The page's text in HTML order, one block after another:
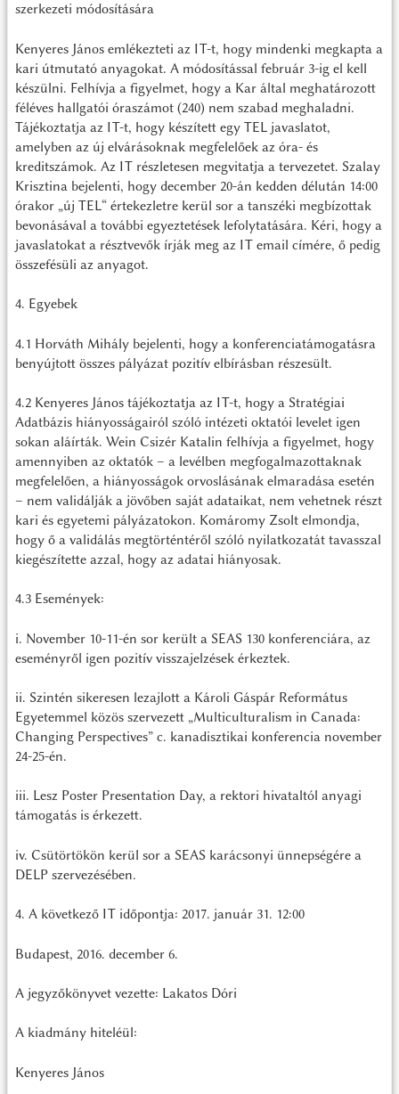
szerkezeti módosítására
Kenyeres János emlékezteti az IT-t, hogy mindenki megkapta a
kari útmutató anyagokat. A módosítással február 3-ig el kell
készülni. Felhívja a figyelmet, hogy a Kar által meghatározott
féléves hallgatói óraszámot (240) nem szabad meghaladni.
Tájékoztatja az IT-t, hogy készített egy TEL javaslatot,
amelyben az új elvárásoknak megfelelőek az óra- és
kreditszámok. Az IT részletesen megvitatja a tervezetet. Szalay
Krisztina bejelenti, hogy december 20-án kedden délután 14:00
órakor „új TEL“ értekezletre kerül sor a tanszéki megbízottak
bevonásával a további egyeztetések lefolytatására. Kéri, hogy a
javaslatokat a résztvevők írják meg az IT email címére, ő pedig
összefésüli az anyagot.
4. Egyebek
4.1 Horváth Mihály bejelenti, hogy a konferenciatámogatásra
benyújtott összes pályázat pozitív elbírásban részesült.
4.2 Kenyeres János tájékoztatja az IT-t, hogy a Stratégiai
Adatbázis hiányosságairól szóló intézeti oktatói levelet igen
sokan aláírták. Wein Csizér Katalin felhívja a figyelmet, hogy
amennyiben az oktatók – a levélben megfogalmazottaknak
megfelelően, a hiányosságok orvoslásának elmaradása esetén
– nem validálják a jövőben saját adataikat, nem vehetnek részt
kari és egyetemi pályázatokon. Komáromy Zsolt elmondja,
hogy ő a validálás megtörténtéről szóló nyilatkozatát tavasszal
kiegészítette azzal, hogy az adatai hiányosak.
4.3 Események:
i. November 10-11-én sor került a SEAS 130 konferenciára, az
eseményről igen pozitív visszajelzések érkeztek.
ii. Szintén sikeresen lezajlott a Károli Gáspár Református
Egyetemmel közös szervezett „Multiculturalism in Canada:
Changing Perspectives” c. kanadisztikai konferencia november
24-25-én.
iii. Lesz Poster Presentation Day, a rektori hivataltól anyagi
támogatás is érkezett.
iv. Csütörtökön kerül sor a SEAS karácsonyi ünnepségére a
DELP szervezésében.
4. A következő IT időpontja: 2017. január 31. 12:00
Budapest, 2016. december 6.
A jegyzőkönyvet vezette: Lakatos Dóri
A kiadmány hiteléül:
Kenyeres János